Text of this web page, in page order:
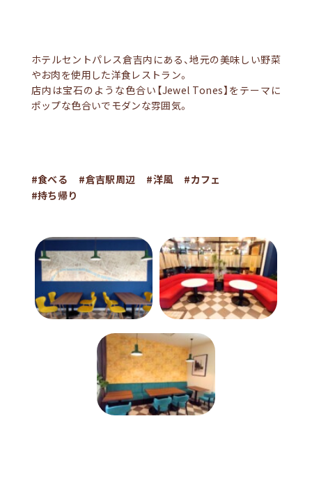
ホテルセントパレス倉吉内にある、地元の美味しい野菜
やお肉を使用した洋食レストラン。
店内は宝石のような色合い【Jewel Tones】をテーマに
ポップな色合いでモダンな雰囲気。
#食べる #倉吉駅周辺 #洋風
#カフェ
#持ち帰り